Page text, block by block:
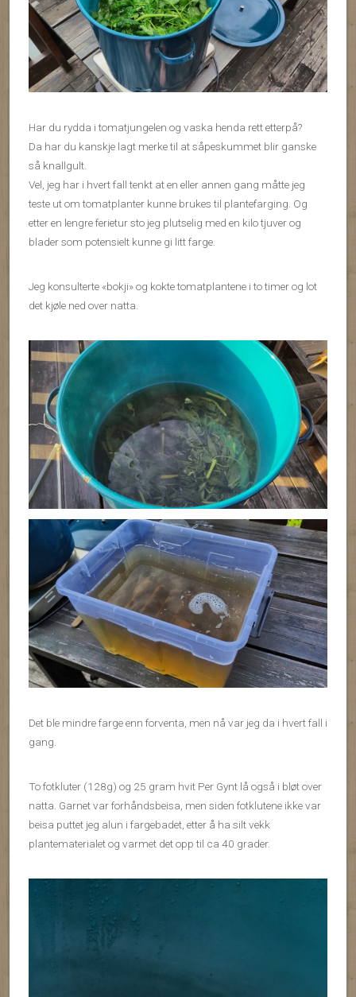
Har du rydda i tomatjungelen og vaska henda rett etterpå?
Da har du kanskje lagt merke til at såpeskummet blir ganske
så knallgult.
Vel, jeg har i hvert fall tenkt at en eller annen gang måtte jeg
teste ut om tomatplanter kunne brukes til plantefarging. Og
etter en lengre ferietur sto jeg plutselig med en kilo tjuver og
blader som potensielt kunne gi litt farge.
Jeg konsulterte «bokji» og kokte tomatplantene i to timer og lot
det kjøle ned over natta.
Det ble mindre farge enn forventa, men nå var jeg da i hvert fall i
gang.
To fotkluter (128g) og 25 gram hvit Per Gynt lå også i bløt over
natta. Garnet var forhåndsbeisa, men siden fotklutene ikke var
beisa puttet jeg alun i fargebadet, etter å ha silt vekk
plantematerialet og varmet det opp til ca 40 grader.